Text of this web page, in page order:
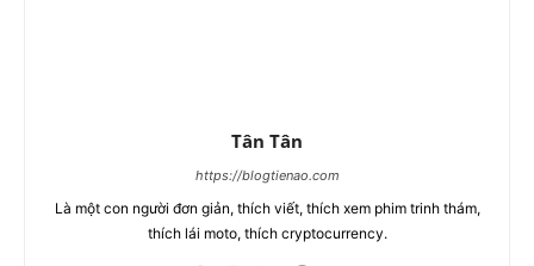
Tân Tân
https://blogtienao.com
Là một con người đơn giản, thích viết, thích xem phim trinh thám,
thích lái moto, thích cryptocurrency.